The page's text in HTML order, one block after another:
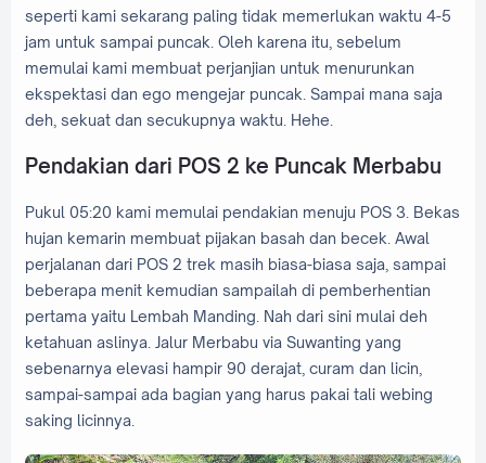
seperti kami sekarang paling tidak memerlukan waktu 4-5
jam untuk sampai puncak. Oleh karena itu, sebelum
memulai kami membuat perjanjian untuk menurunkan
ekspektasi dan ego mengejar puncak. Sampai mana saja
deh, sekuat dan secukupnya waktu. Hehe.
Pendakian dari POS 2 ke Puncak Merbabu
Pukul 05:20 kami memulai pendakian menuju POS 3. Bekas
hujan kemarin membuat pijakan basah dan becek. Awal
perjalanan dari POS 2 trek masih biasa-biasa saja, sampai
beberapa menit kemudian sampailah di pemberhentian
pertama yaitu Lembah Manding. Nah dari sini mulai deh
ketahuan aslinya. Jalur Merbabu via Suwanting yang
sebenarnya elevasi hampir 90 derajat, curam dan licin,
sampai-sampai ada bagian yang harus pakai tali webing
saking licinnya.